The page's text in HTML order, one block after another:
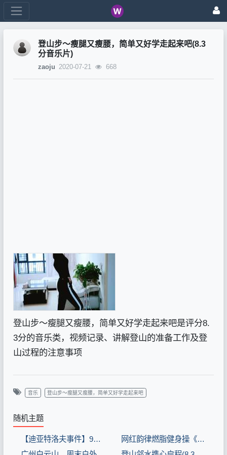
登山步～瘦腿又瘦腰，简单又好学走起来吧(8.3
分音乐片)
zaoju 2020-07-21 668
登山步～瘦腿又瘦腰，简单又好学走起来吧是评分8.
3分的音乐类，视频记录、讲解登山的准备工作及登
山过程的注意事项
音乐 登山步～瘦腿又瘦腰，简单又好学走起来吧
随机主题
【迪亚特洛夫事件】9人登山死亡未解之谜，科学家发现了不可告人的秘密(8.3分生活片)
网红韵律燃脂健身操《多年以后》登山步伐，新颖时尚好看！(8.3分音乐片)